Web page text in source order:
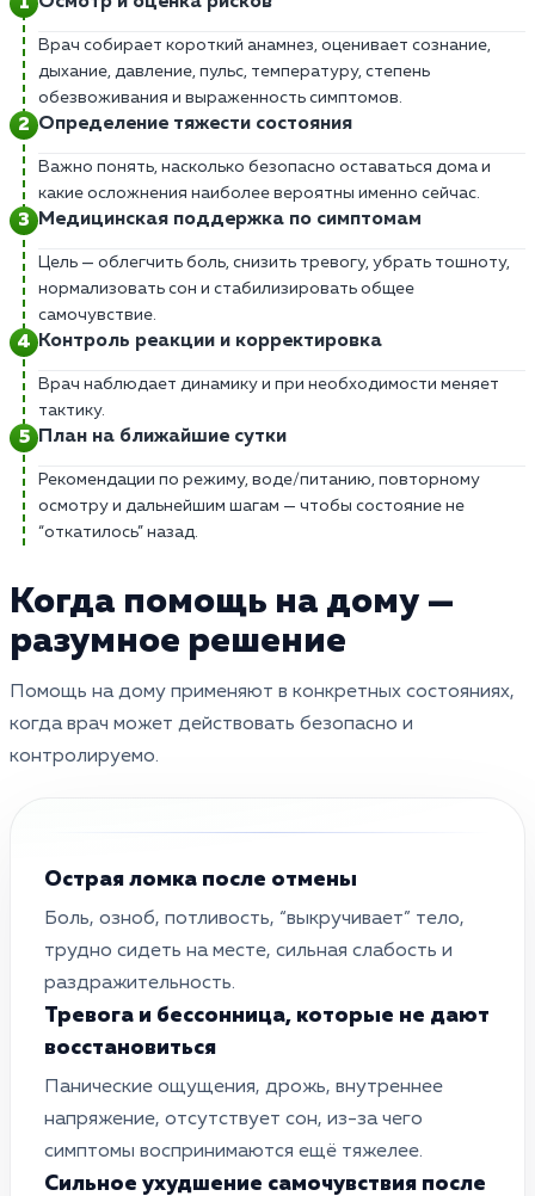
Врач собирает короткий анамнез, оценивает сознание,
дыхание, давление, пульс, температуру, степень
обезвоживания и выраженность симптомов.
Определение тяжести состояния
Важно понять, насколько безопасно оставаться дома и
какие осложнения наиболее вероятны именно сейчас.
Медицинская поддержка по симптомам
Цель — облегчить боль, снизить тревогу, убрать тошноту,
нормализовать сон и стабилизировать общее
самочувствие.
Контроль реакции и корректировка
Врач наблюдает динамику и при необходимости меняет
тактику.
План на ближайшие сутки
Рекомендации по режиму, воде/питанию, повторному
осмотру и дальнейшим шагам — чтобы состояние не
“откатилось” назад.
Когда помощь на дому —
разумное решение
Помощь на дому применяют в конкретных состояниях,
когда врач может действовать безопасно и
контролируемо.
Острая ломка после отмены
Боль, озноб, потливость, “выкручивает” тело,
трудно сидеть на месте, сильная слабость и
раздражительность.
Тревога и бессонница, которые не дают
восстановиться
Панические ощущения, дрожь, внутреннее
напряжение, отсутствует сон, из-за чего
симптомы воспринимаются ещё тяжелее.
Сильное ухудшение самочувствия после